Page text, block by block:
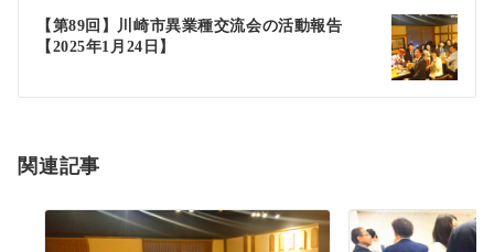
シ
ン
【第89回】川崎市異業種交流会の活動報告
【2025年1月24日】
関連記事